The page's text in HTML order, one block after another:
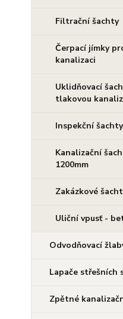
Filtrační šachty
Čerpací jímky
kanalizaci
Uklidňovací
tlakovou
Inspekční
Kanalizační
1200mm
Zakázkové
Uliční vpusť -
Odvodňovací
Lapače střešních
Zpětné